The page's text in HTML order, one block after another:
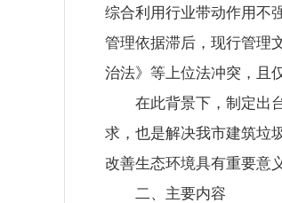
综合利用行业带动作用不
管理依据滞后，现行管理
治法》等上位法冲突，且
在此背景下，制定出
求，也是解决我市建筑垃
改善生态环境具有重要意义
二、主要内容